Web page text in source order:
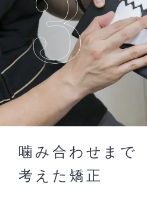
噛み合わせまで
考えた矯正